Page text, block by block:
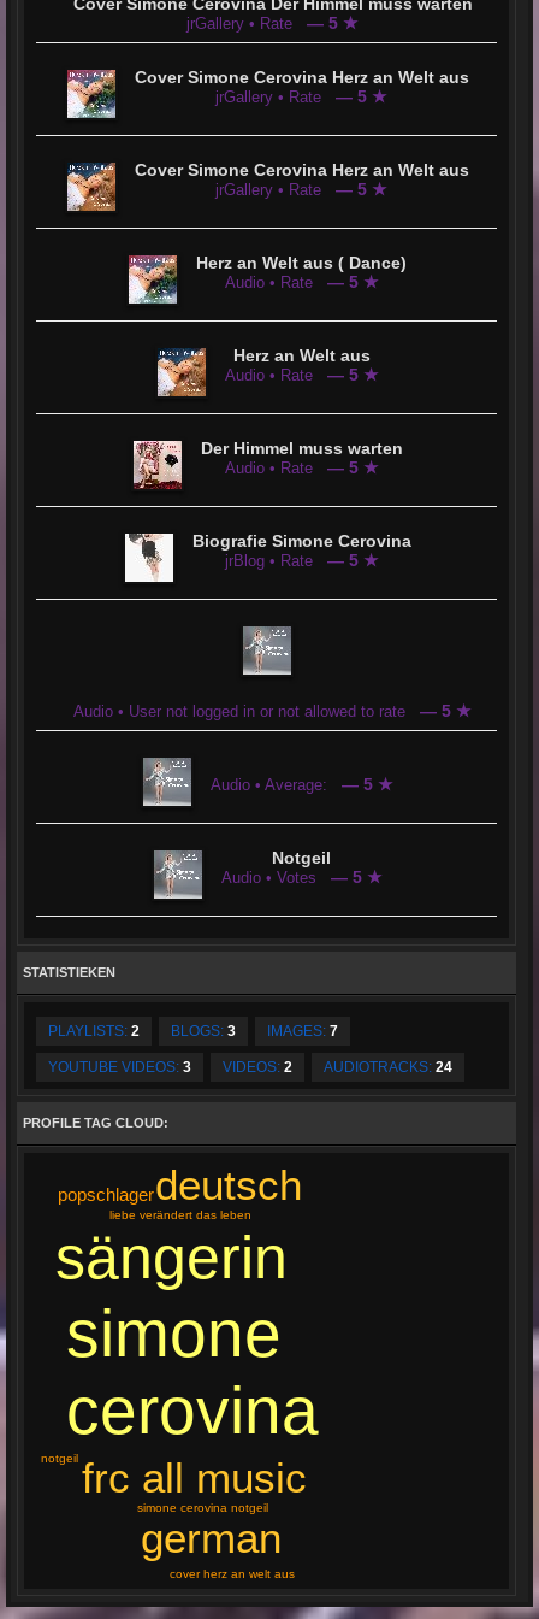
jrGallery • Rate — 5 ★
Cover Simone Cerovina Herz an Welt aus
jrGallery • Rate — 5 ★
Cover Simone Cerovina Herz an Welt aus
jrGallery • Rate — 5 ★
Herz an Welt aus ( Dance)
Audio • Rate — 5 ★
Herz an Welt aus
Audio • Rate — 5 ★
Der Himmel muss warten
Audio • Rate — 5 ★
Biografie Simone Cerovina
jrBlog • Rate — 5 ★
Audio • User not logged in or not allowed to rate — 5 ★
Audio • Average: — 5 ★
Notgeil
Audio • Votes — 5 ★
STATISTIEKEN
PLAYLISTS: 2 BLOGS: 3 IMAGES: 7
YOUTUBE VIDEOS: 3 VIDEOS: 2 AUDIOTRACKS: 24
PROFILE TAG CLOUD:
simone
cerovina
sängerin
frc all music
german
deutsch
popschlager
liebe verändert das leben
simone cerovina notgeil
notgeil
cover herz an welt aus